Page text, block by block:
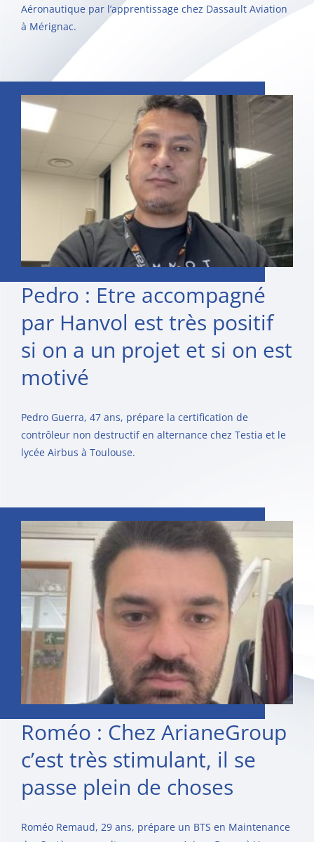
Aéronautique par l’apprentissage chez Dassault Aviation
à Mérignac.
Pedro : Etre accompagné
par Hanvol est très positif
si on a un projet et si on est
motivé
Pedro Guerra, 47 ans, prépare la certification de
contrôleur non destructif en alternance chez Testia et le
lycée Airbus à Toulouse.
Roméo : Chez ArianeGroup
c’est très stimulant, il se
passe plein de choses
Roméo Remaud, 29 ans, prépare un BTS en Maintenance